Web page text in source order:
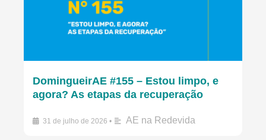
DomingueirAE #155 – Estou limpo, e
agora? As etapas da recuperação
31 de julho de 2026 • AE na Redevida